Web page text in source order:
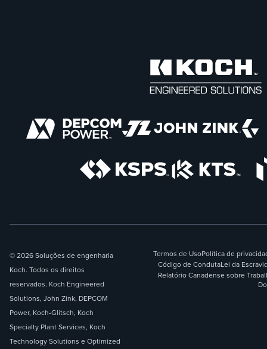
© 2026 Soluções de engenharia
Koch. Todos os direitos
reservados. Koch Engineered
Solutions, John Zink, DEPCOM
Power, Koch-Glitsch, Koch
Specialty Plant Services, Koch
Technology Solutions e Optimized
Termos de UsoPolítica de
Código de CondutaLei da
Relatório Canadense sobre